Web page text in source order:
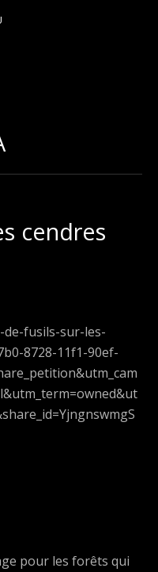
cendres
fusils-sur-les-
8728-11f1-90ef-
pour les forêts qui